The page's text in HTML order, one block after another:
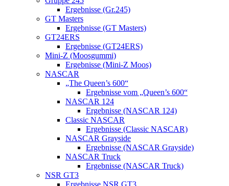
Ergebnisse (Gr.245)
GT Masters
Ergebnisse (GT Masters)
GT24ERS
Ergebnisse (GT24ERS)
Mini-Z (Moosgummi)
Ergebnisse (Mini-Z Moos)
NASCAR
„The Queen’s 600“
Ergebnisse vom „Queen’s 600“
NASCAR 124
Ergebnisse (NASCAR 124)
Classic NASCAR
Ergebnisse (Classic NASCAR)
NASCAR Grayside
Ergebnisse (NASCAR Grayside)
NASCAR Truck
Ergebnisse (NASCAR Truck)
NSR GT3
Ergebnisse NSR GT3